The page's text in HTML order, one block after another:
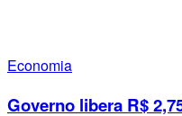
Economia
Governo libera R$